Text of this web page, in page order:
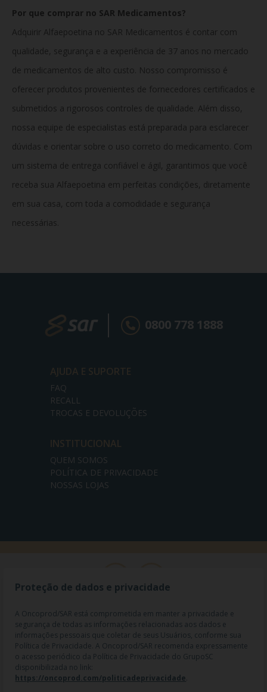
Por que comprar no SAR Medicamentos?
Adquirir Alfaepoetina no SAR Medicamentos é contar com
qualidade, segurança e a experiência de 37 anos no mercado
de medicamentos de alto custo. Nosso compromisso é
oferecer produtos provenientes de fornecedores certificados e
submetidos a rigorosos controles de qualidade. Além disso,
nossa equipe de especialistas está preparada para esclarecer
dúvidas e orientar sobre o uso correto do medicamento. Com
um sistema de entrega confiável e ágil, garantimos que você
receba sua Alfaepoetina em perfeitas condições, diretamente
em sua casa, com toda a comodidade e segurança
necessárias.
0800 778 1888
AJUDA E SUPORTE
FAQ
RECALL
TROCAS E DEVOLUÇÕES
INSTITUCIONAL
QUEM SOMOS
POLÍTICA DE PRIVACIDADE
NOSSAS LOJAS
RAZÃO SOCIAL: ONCO PROD DIST. DE PROD. HOSP. E ONCOL. LTDA |
Proteção de dados e privacidade
A Oncoprod/SAR está comprometida em manter a privacidade e
segurança de todas as informações relacionadas aos dados e
informações pessoais que coletar de seus Usuários, conforme sua
Política de Privacidade. A Oncoprod/SAR recomenda expressamente
o acesso periódico da Política de Privacidade do GrupoSC
disponibilizada no link:
https://oncoprod.com/politicadeprivacidade